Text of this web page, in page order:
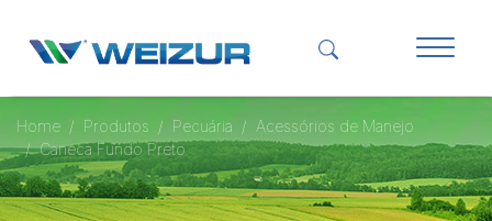
Home Produtos Pecuária
Acessórios de Manejo
Caneca Fundo Preto